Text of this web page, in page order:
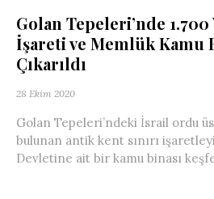
Golan Tepeleri’nde 1.700
İşareti ve Memlük Kamu
Çıkarıldı
28 Ekim 2020
Golan Tepeleri’ndeki İsrail ordu
bulunan antik kent sınırı
Devletine ait bir kamu binası